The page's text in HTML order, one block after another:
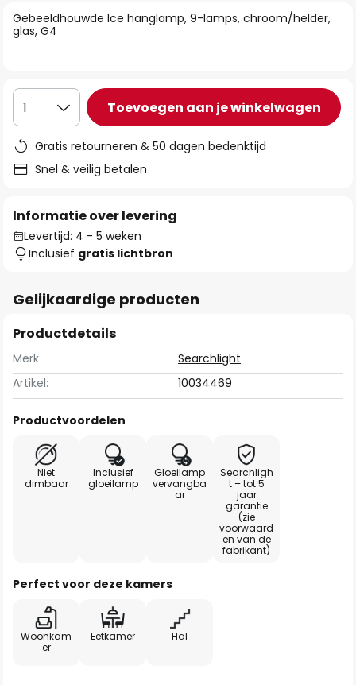
de
afbeeldingen-
Gebeeldhouwde Ice hanglamp, 9-lamps, chroom/helder,
glas, G4
1 Toevoegen aan je winkelwagen
Gratis retourneren & 50 dagen bedenktijd
Snel & veilig betalen
Informatie over levering
Levertijd: 4 - 5 weken
Inclusief gratis lichtbron
Gelijkaardige producten
Productdetails
Merk
Searchlight
Artikel:
10034469
Productvoordelen
Niet
dimbaar
Inclusief
gloeilamp
Gloeilamp
vervangba
ar
Searchligh
t – tot 5
jaar
garantie
(zie
voorwaard
en van de
fabrikant)
Perfect voor deze kamers
Woonkam
er
Eetkamer Hal